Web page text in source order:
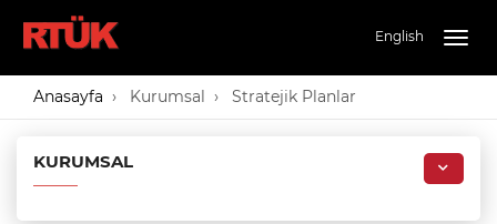
English
Anasayfa Kurumsal Stratejik Planlar
KURUMSAL